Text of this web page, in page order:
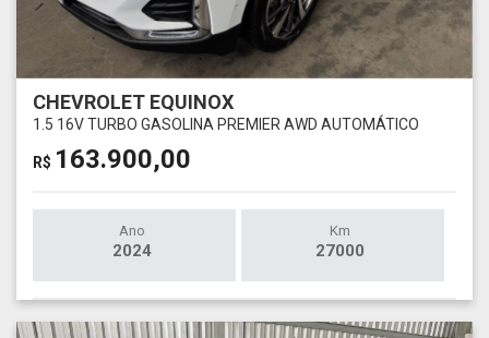
CHEVROLET EQUINOX
1.5 16V TURBO GASOLINA PREMIER AWD AUTOMÁTICO
R$ 163.900,00
Ano
2024
Km
27000